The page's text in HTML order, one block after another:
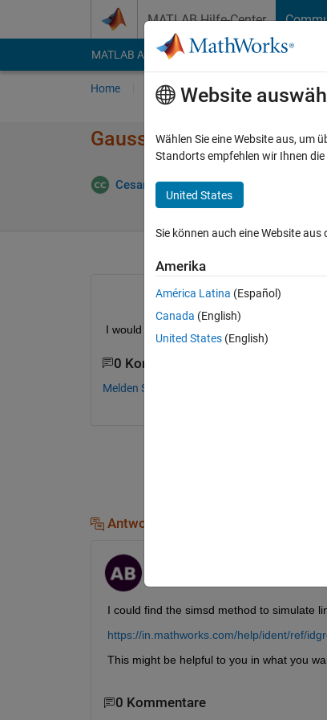
MATLAB Hilfe-Center
MATLAB Answers File Exchange Cody
Home Fragen Antworten
Gauss-Markov random
Cesar Cardenas 22 Aug. 2022
I would like to know how I could create a
0 Kommentare
Melden Sie sich an, um zu kommentieren.
Antworten (1)
I could find the simsd method to simulate
https://in.mathworks.com/help/ident/ref/
This might be helpful to you in what you
0 Kommentare
Website
Wählen Sie eine Website aus, um
Standorts empfehlen wir Ihnen
United States
Sie können auch eine Website
Amerika
América Latina (Español)
Canada (English)
United States (English)